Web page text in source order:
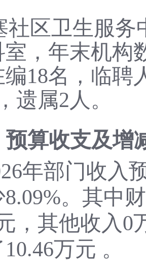
社区卫生服务
室，年末机构
18名，临聘
遗属2 人。
预算收支及增
年部门收入
8.09%。其中
，其他收入0
10.46万元 。